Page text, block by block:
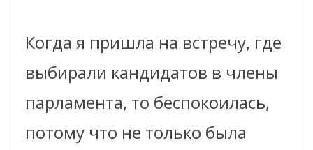
Когда я пришла на встречу, где
выбирали кандидатов в члены
парламента, то беспокоилась,
потому что не только была